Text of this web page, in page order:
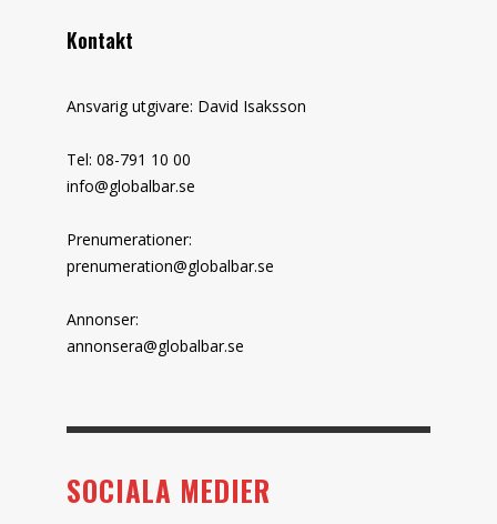
Kontakt
Ansvarig utgivare: David Isaksson
Tel: 08-791 10 00
info@globalbar.se
Prenumerationer:
prenumeration@globalbar.se
Annonser:
annonsera@globalbar.se
SOCIALA MEDIER